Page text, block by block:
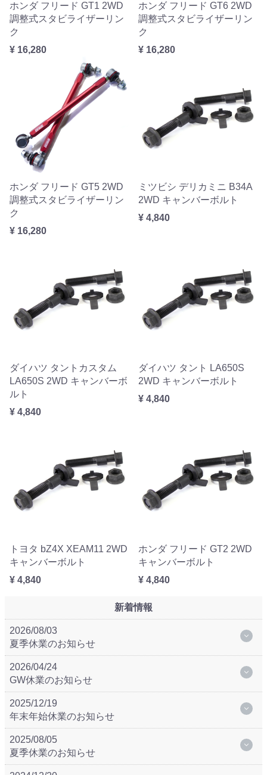
ホンダ フリード GT1 2WD
調整式スタビライザーリン
ク
¥ 16,280
ホンダ フリード GT6 2WD
調整式スタビライザーリン
ク
¥ 16,280
ホンダ フリード GT5 2WD
調整式スタビライザーリン
ク
¥ 16,280
ミツビシ デリカミニ B34A
2WD キャンバーボルト
¥ 4,840
ダイハツ タントカスタム
LA650S 2WD キャンバーボ
ルト
¥ 4,840
ダイハツ タント LA650S
2WD キャンバーボルト
¥ 4,840
トヨタ bZ4X XEAM11 2WD
キャンバーボルト
¥ 4,840
ホンダ フリード GT2 2WD
キャンバーボルト
¥ 4,840
新着情報
2026/08/03
夏季休業のお知らせ
2026/04/24
GW休業のお知らせ
2025/12/19
年末年始休業のお知らせ
2025/08/05
夏季休業のお知らせ